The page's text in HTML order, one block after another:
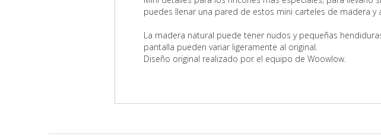
puedes llenar una pared de estos mini carteles de madera y
La madera natural puede tener nudos y pequeñas
pantalla pueden variar ligeramente al original.
Diseño original realizado por el equipo de Woowlow.